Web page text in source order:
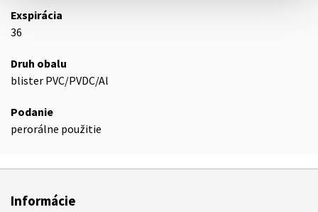
Exspirácia
36
Druh obalu
blister PVC/PVDC/Al
Podanie
perorálne použitie
Informácie